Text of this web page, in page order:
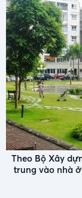
Theo Bộ Xây
trung vào nhà